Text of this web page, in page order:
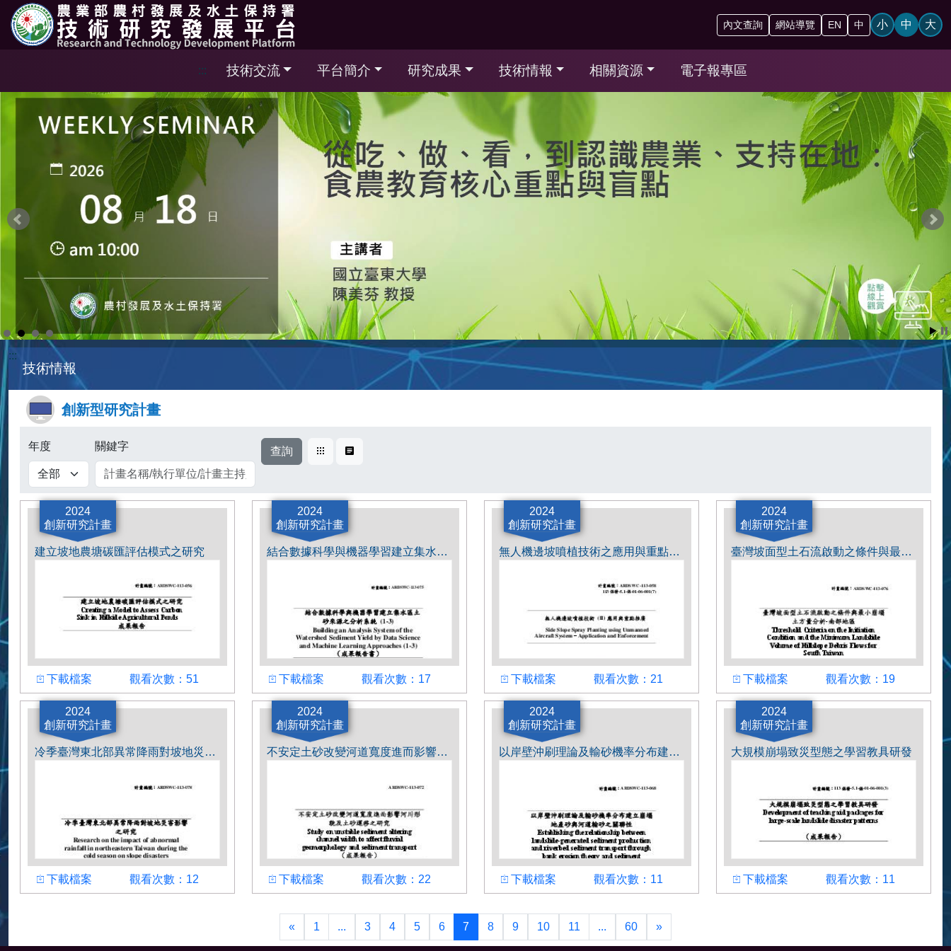
跳到主要內容區塊
內文查詢 網站導覽 EN 中 小 中 大
::: 技術交流 平台簡介 研究成果 技術情報 相關資源 電子報專區
:::
技術情報
創新型研究計畫
年度 關鍵字 卡片式表格式
2024
創新研究計畫
計畫主持人
林昭遠
建立坡地農塘碳匯評估模式之研究
下載檔案
下載檔案 觀看次數
觀看次數：51
2024
創新研究計畫
計畫主持人
黃振家
結合數據科學與機器學習建立集水區土砂來源之分析系統(1-3)
下載檔案
下載檔案 觀看次數
觀看次數：17
2024
創新研究計畫
計畫主持人
林清一
無人機邊坡噴植技術之應用與重點推廣
下載檔案
下載檔案 觀看次數
觀看次數：21
2024
創新研究計畫
計畫主持人
陳天健
臺灣坡面型土石流啟動之條件與最小崩塌土方量分析-南部地區
下載檔案
下載檔案 觀看次數
觀看次數：19
2024
創新研究計畫
冷季臺灣東北部異常降雨對坡地災害影響之研究
下載檔案
下載檔案 觀看次數
觀看次數：12
2024
創新研究計畫
計畫主持人
賴悅仁
不安定土砂改變河道寬度進而影響河川形貌及土砂運移之研究
下載檔案
下載檔案 觀看次數
觀看次數：22
2024
創新研究計畫
計畫主持人
李豐佐
以岸壁沖刷理論及輸砂機率分布建立崩塌地產砂與河道輸砂之關聯性
下載檔案
下載檔案 觀看次數
觀看次數：11
2024
創新研究計畫
大規模崩塌致災型態之學習教具研發
下載檔案
下載檔案 觀看次數
觀看次數：11
« 1 ... 3 4 5 6 7 8 9 10 11 ... 60 »